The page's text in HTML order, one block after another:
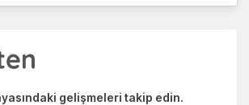
gelişmeleri takip edin.